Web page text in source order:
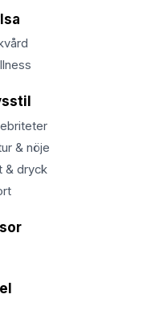
& nöje
& dryck